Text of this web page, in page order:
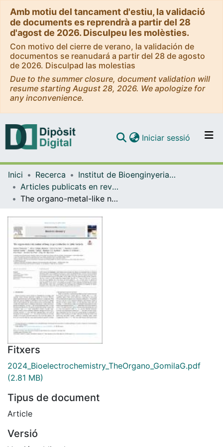
Amb motiu del tancament d'estiu, la validació
de documents es reprendrà a partir del 28
d'agost de 2026. Disculpeu les molèsties.
Con motivo del cierre de verano, la validación de
documentos se reanudará a partir del 28 de agosto
de 2026. Disculpad las molestias
Due to the summer closure, document validation will
resume starting August 28, 2026. We apologize for
any inconvenience.
Navega per tot el DD
Iniciar sessió (current)
Inici Recerca
Institut de Bioenginyeria de Catalunya (IBEC)
Articles publicats en revistes (Institut de Bioenginyeria de Catalunya (IBEC))
The organo-metal-like nature of long-range conduction in cable bacteria
Fitxers
2024_Bioelectrochemistry_TheOrgano_GomilaG.pdf
(2.81 MB)
Tipus de document
Article
Versió